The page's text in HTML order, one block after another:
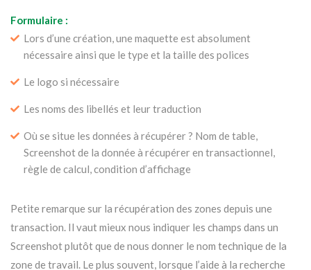
Formulaire :
Lors d’une création, une maquette est absolument
nécessaire ainsi que le type et la taille des polices
Le logo si nécessaire
Les noms des libellés et leur traduction
Où se situe les données à récupérer ? Nom de table,
Screenshot de la donnée à récupérer en transactionnel,
règle de calcul, condition d’affichage
Petite remarque sur la récupération des zones depuis une
transaction. Il vaut mieux nous indiquer les champs dans un
Screenshot plutôt que de nous donner le nom technique de la
zone de travail. Le plus souvent, lorsque l’aide à la recherche